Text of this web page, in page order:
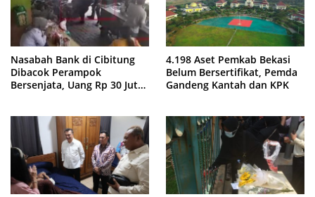
Nasabah Bank di Cibitung
Dibacok Perampok
Bersenjata, Uang Rp 30 Juta
4.198 Aset Pemkab Bekasi
Belum Bersertifikat, Pemda
Gandeng Kantah dan KPK